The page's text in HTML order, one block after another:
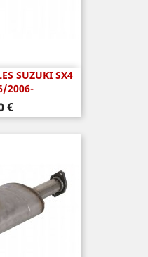
SUZUKI SX4
2006-
€